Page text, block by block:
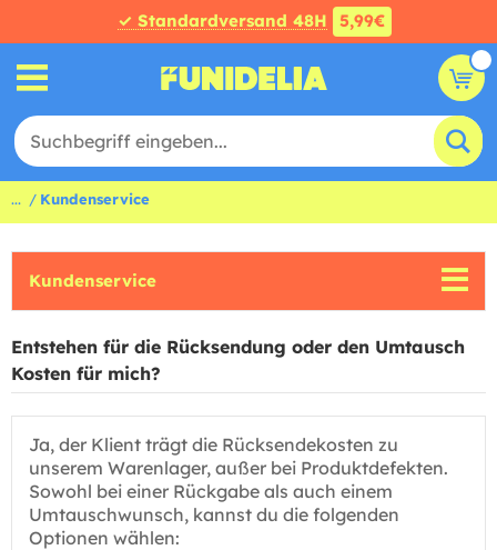
✓ Standardversand 48H 5,99€
... Kundenservice
Kundenservice
Entstehen für die Rücksendung oder den Umtausch
Kosten für mich?
Ja, der Klient trägt die Rücksendekosten zu
unserem Warenlager, außer bei Produktdefekten.
Sowohl bei einer Rückgabe als auch einem
Umtauschwunsch, kannst du die folgenden
Optionen wählen: